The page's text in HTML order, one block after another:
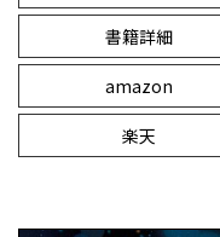
書籍詳細
amazon
楽天